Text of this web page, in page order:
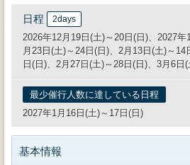
日程 2days
2026年12月19日(土)～20日(日)、2027
月23日(土)～24日(日)、2月13日(土)～
日(日)、2月27日(土)～28日(日)、3月6日
最少催行人数に達している日程
2027年1月16日(土)～17日(日)
基本情報